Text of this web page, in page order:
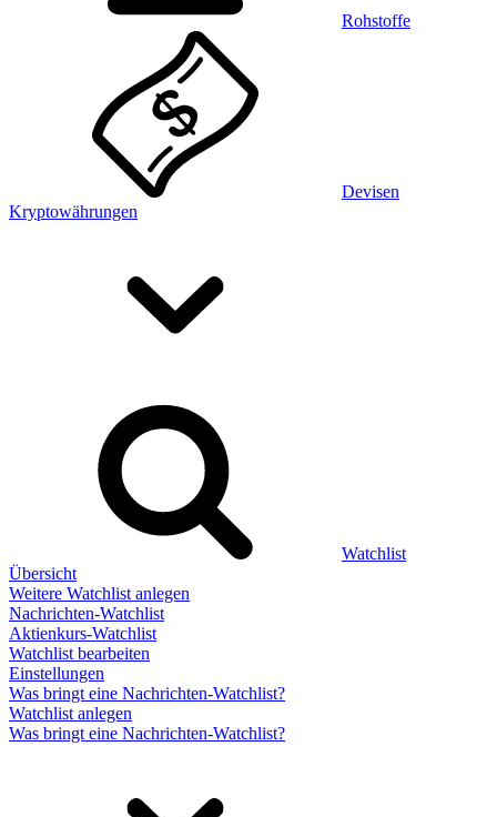
Rohstoffe
Devisen
Kryptowährungen
Watchlist
Übersicht
Weitere Watchlist anlegen
Nachrichten-Watchlist
Aktienkurs-Watchlist
Watchlist bearbeiten
Einstellungen
Was bringt eine Nachrichten-Watchlist?
Watchlist anlegen
Was bringt eine Nachrichten-Watchlist?